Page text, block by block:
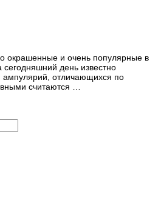
окрашенные и очень популярные в
сегодняшний день известно
ампулярий, отличающихся по
считаются …